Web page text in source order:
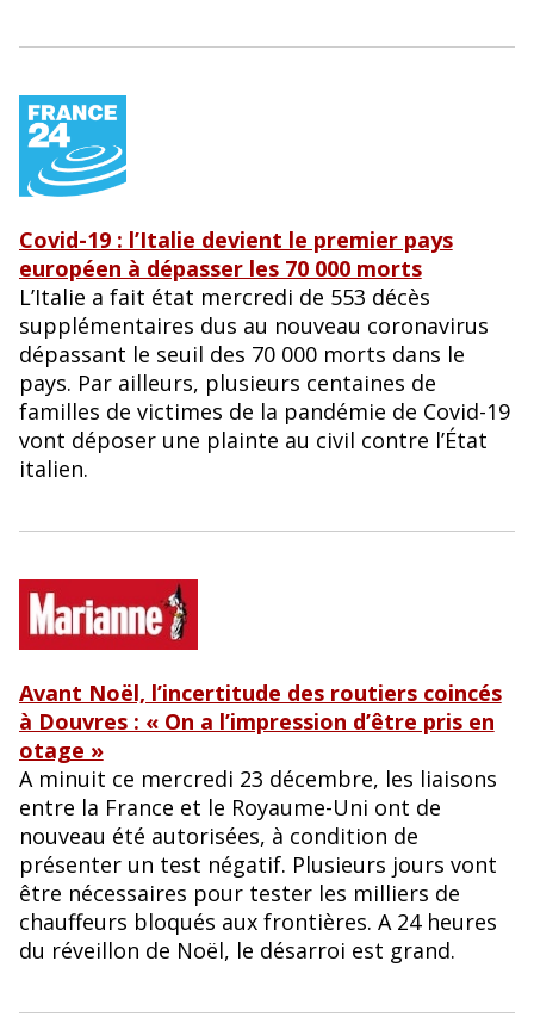
Covid-19 : l’Italie devient le premier pays
européen à dépasser les 70 000 morts
L’Italie a fait état mercredi de 553 décès
supplémentaires dus au nouveau coronavirus
dépassant le seuil des 70 000 morts dans le
pays. Par ailleurs, plusieurs centaines de
familles de victimes de la pandémie de Covid-19
vont déposer une plainte au civil contre l’État
italien.
Avant Noël, l’incertitude des routiers coincés
à Douvres : « On a l’impression d’être pris en
otage »
A minuit ce mercredi 23 décembre, les liaisons
entre la France et le Royaume-Uni ont de
nouveau été autorisées, à condition de
présenter un test négatif. Plusieurs jours vont
être nécessaires pour tester les milliers de
chauffeurs bloqués aux frontières. A 24 heures
du réveillon de Noël, le désarroi est grand.